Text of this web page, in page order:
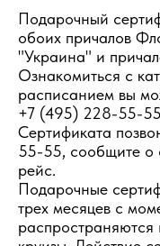
Подарочный
обоих причалов
"Украина" и
Ознакомиться с
расписанием вы
+7 (495) 228-55-
Сертификата
55-55, сообщите о
рейс.
Подарочные
трех месяцев с
распространяются